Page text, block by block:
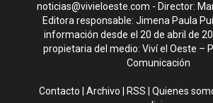
noticias@vivieloeste.com - Director:
Editora responsable: Jimena Paula
información desde el 20 de abril de
propietaria del medio: Viví el Oeste –
Comunicación
Contacto |Archivo RSS |Quienes